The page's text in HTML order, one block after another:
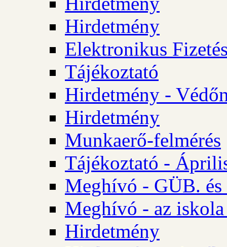
Hirdetmény
Elektronikus
Tájékoztató
Hirdetmény -
Hirdetmény
Munkaerő-felmérés
Tájékoztató -
Meghívó - GÜB.
Meghívó - az iskola
Hirdetmény